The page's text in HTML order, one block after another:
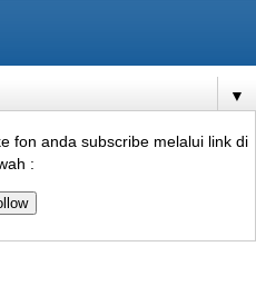
▼
fon anda subscribe melalui link di
: